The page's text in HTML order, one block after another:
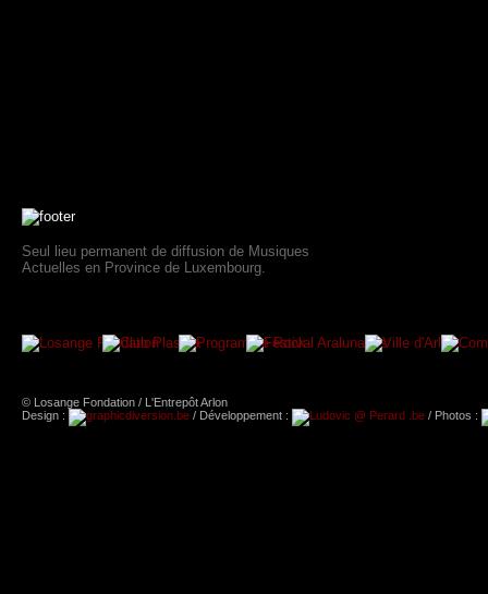
Seul lieu permanent de diffusion de Musiques
Actuelles en Province de Luxembourg.
© Losange Fondation / L'Entrepôt Arlon
Design :
/ Développement : / Photos :